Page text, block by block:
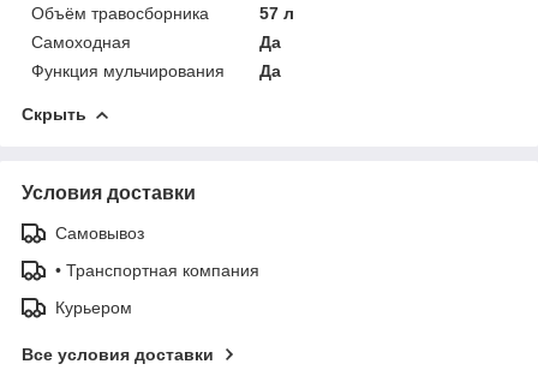
Объём травосборника
57 л
Самоходная
Да
Функция мульчирования
Да
Скрыть
Условия доставки
Самовывоз
• Транспортная компания
Курьером
Все условия доставки